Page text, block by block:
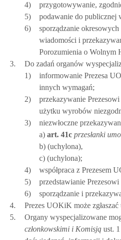
4)
przygotowywanie,
5)
podawanie do publicznej
6)
sporządzanie
wiadomości i
Porozumienia o Wolnym
3.
Do zadań organów
1)
informowanie Prezesa
innych wymagań;
2)
przekazywanie
użytku wyrobów
3)
niezwłoczne
a) art. 41c przesłanki
b) (uchylona),
c) (uchylona);
4)
współpraca z Prezesem
5)
przedstawianie
6)
sporządzanie i
4.
Prezes UOKiK może
5.
Organy wyspecjalizowane
członkowskimi i Komisją ust.